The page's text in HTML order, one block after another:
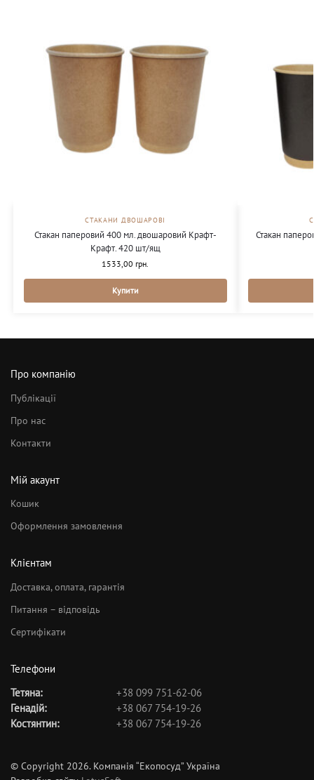
СТАКАНИ ДВОШАРОВІ
Стакан паперовий 400 мл. двошаровий Крафт-
Крафт. 420 шт/ящ
1533,00 грн.
Купити
Стакан
Про компанію
Публікації
Про нас
Контакти
Мій акаунт
Кошик
Оформлення замовлення
Клієнтам
Доставка, оплата, гарантія
Питання – відповідь
Сертифікати
Телефони
Тетяна:
+38 099 751-62-06
Генадій:
+38 067 754-19-26
Костянтин:
+38 067 754-19-26
© Copyright 2026. Компанія “Екопосуд” Україна